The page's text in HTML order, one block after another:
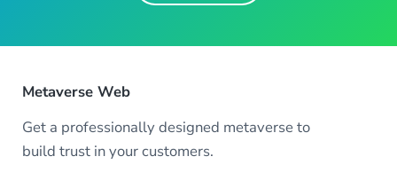
Metaverse Web
Get a professionally designed metaverse to
build trust in your customers.